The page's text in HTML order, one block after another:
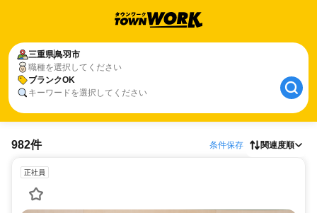
三重県鳥羽市
職種を選択してください
ブランクOK
キーワードを選択してください
982件 条件保存 関連度順
正社員